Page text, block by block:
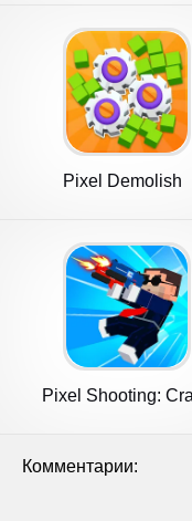
Pixel Demolish
Pixel Shooting:
Комментарии: